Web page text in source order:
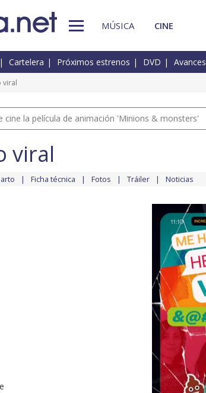
MÚSICA CINE
Cartelera Próximos estrenos DVD Avances
viral
cine la película de animación 'Minions & monsters'
viral
Ficha técnica Fotos Tráiler Noticias